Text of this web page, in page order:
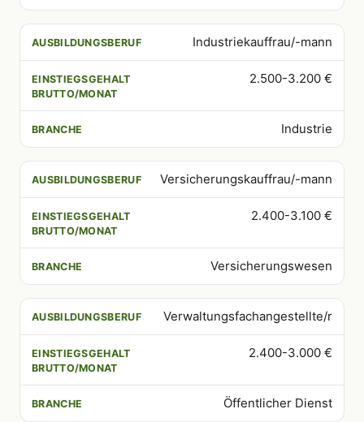
Industriekauffrau/-mann
2.500-3.200 €
Industrie
Versicherungskauffrau/-mann
2.400-3.100 €
Versicherungswesen
Verwaltungsfachangestellte/r
2.400-3.000 €
Öffentlicher Dienst